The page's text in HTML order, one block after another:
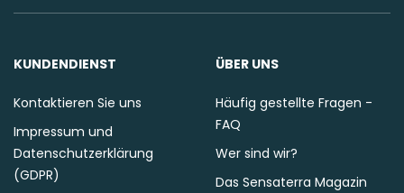
KUNDENDIENST
Kontaktieren Sie uns
Impressum und
Datenschutzerklärung
(GDPR)
ÜBER UNS
Häufig gestellte Fragen -
FAQ
Wer sind wir?
Das Sensaterra Magazin